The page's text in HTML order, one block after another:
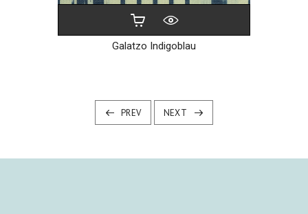
Galatzo Indigoblau
PREV NEXT